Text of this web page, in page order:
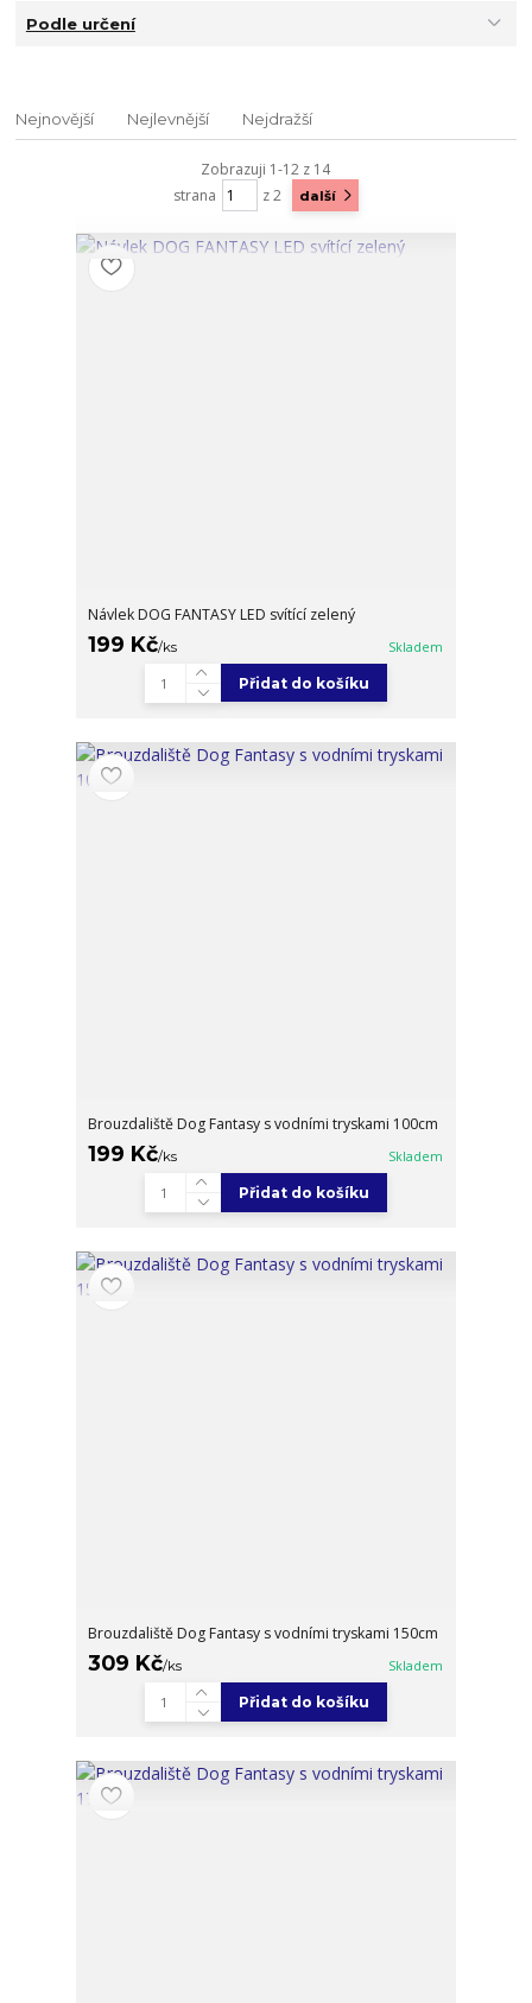
Podle určení
Nejnovější Nejlevnější Nejdražší
Zobrazuji 1-12 z 14
strana
z 2 další
Návlek DOG FANTASY LED svítící zelený
199 Kč/ks Skladem
Přidat do košíku
Brouzdaliště Dog Fantasy s vodními tryskami 100cm
199 Kč/ks Skladem
Přidat do košíku
Brouzdaliště Dog Fantasy s vodními tryskami 150cm
309 Kč/ks Skladem
Přidat do košíku